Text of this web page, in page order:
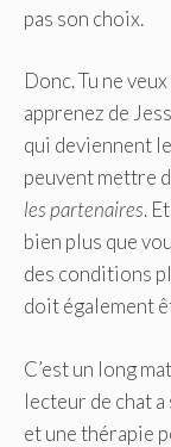
pas son choix.
Donc. Tu ne
apprenez de
qui deviennent
peuvent mettre
les partenaires.
bien plus que
des conditions
doit également
C’est un long
lecteur de chat
et une thérapie